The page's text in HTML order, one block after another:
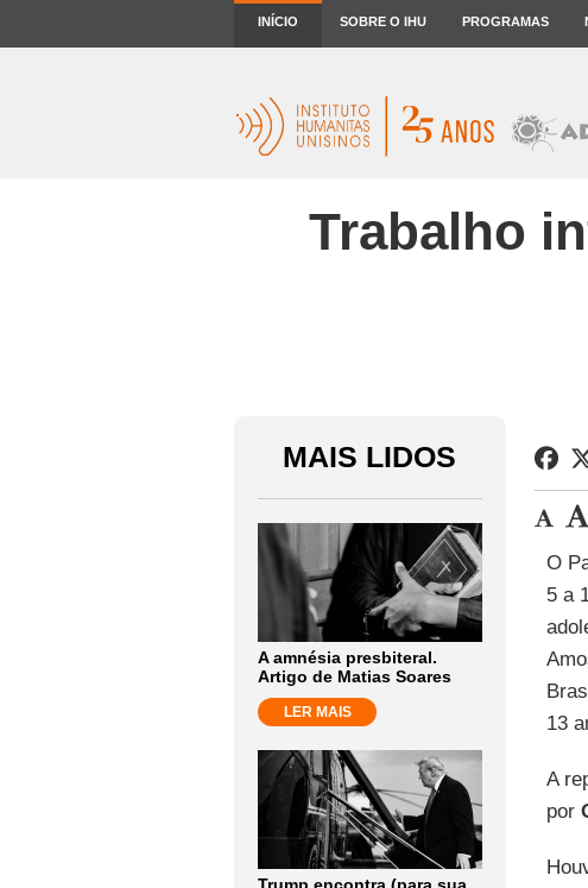
INÍCIO SOBRE O IHU PROGRAMAS
Trabalho
MAIS LIDOS
A amnésia presbiteral.
Artigo de Matias Soares
LER MAIS
O
5 a
13
A
por